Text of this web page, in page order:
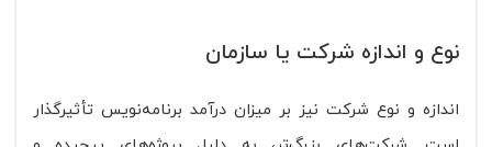
نوع و اندازه شرکت یا سازمان
اندازه و نوع شرکت نیز بر میزان درآمد برنامه‌نویس تأثیرگذار